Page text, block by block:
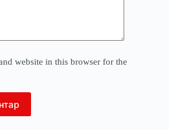
website in this browser for the